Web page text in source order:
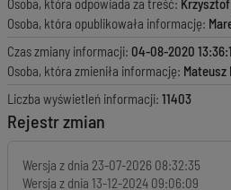
Osoba, która odpowiada za treść:
Osoba, która opublikowała informację:
Czas zmiany informacji: 04-08-2020
Osoba, która zmieniła informację:
Liczba wyświetleń informacji: 11403
Rejestr zmian
Wersja z dnia 23-07-2026 08:32:35
Wersja z dnia 13-12-2024 09:06:09